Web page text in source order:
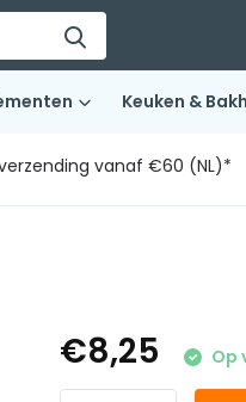
Keuken &
vanaf €60 (NL)*
€8,25 Op